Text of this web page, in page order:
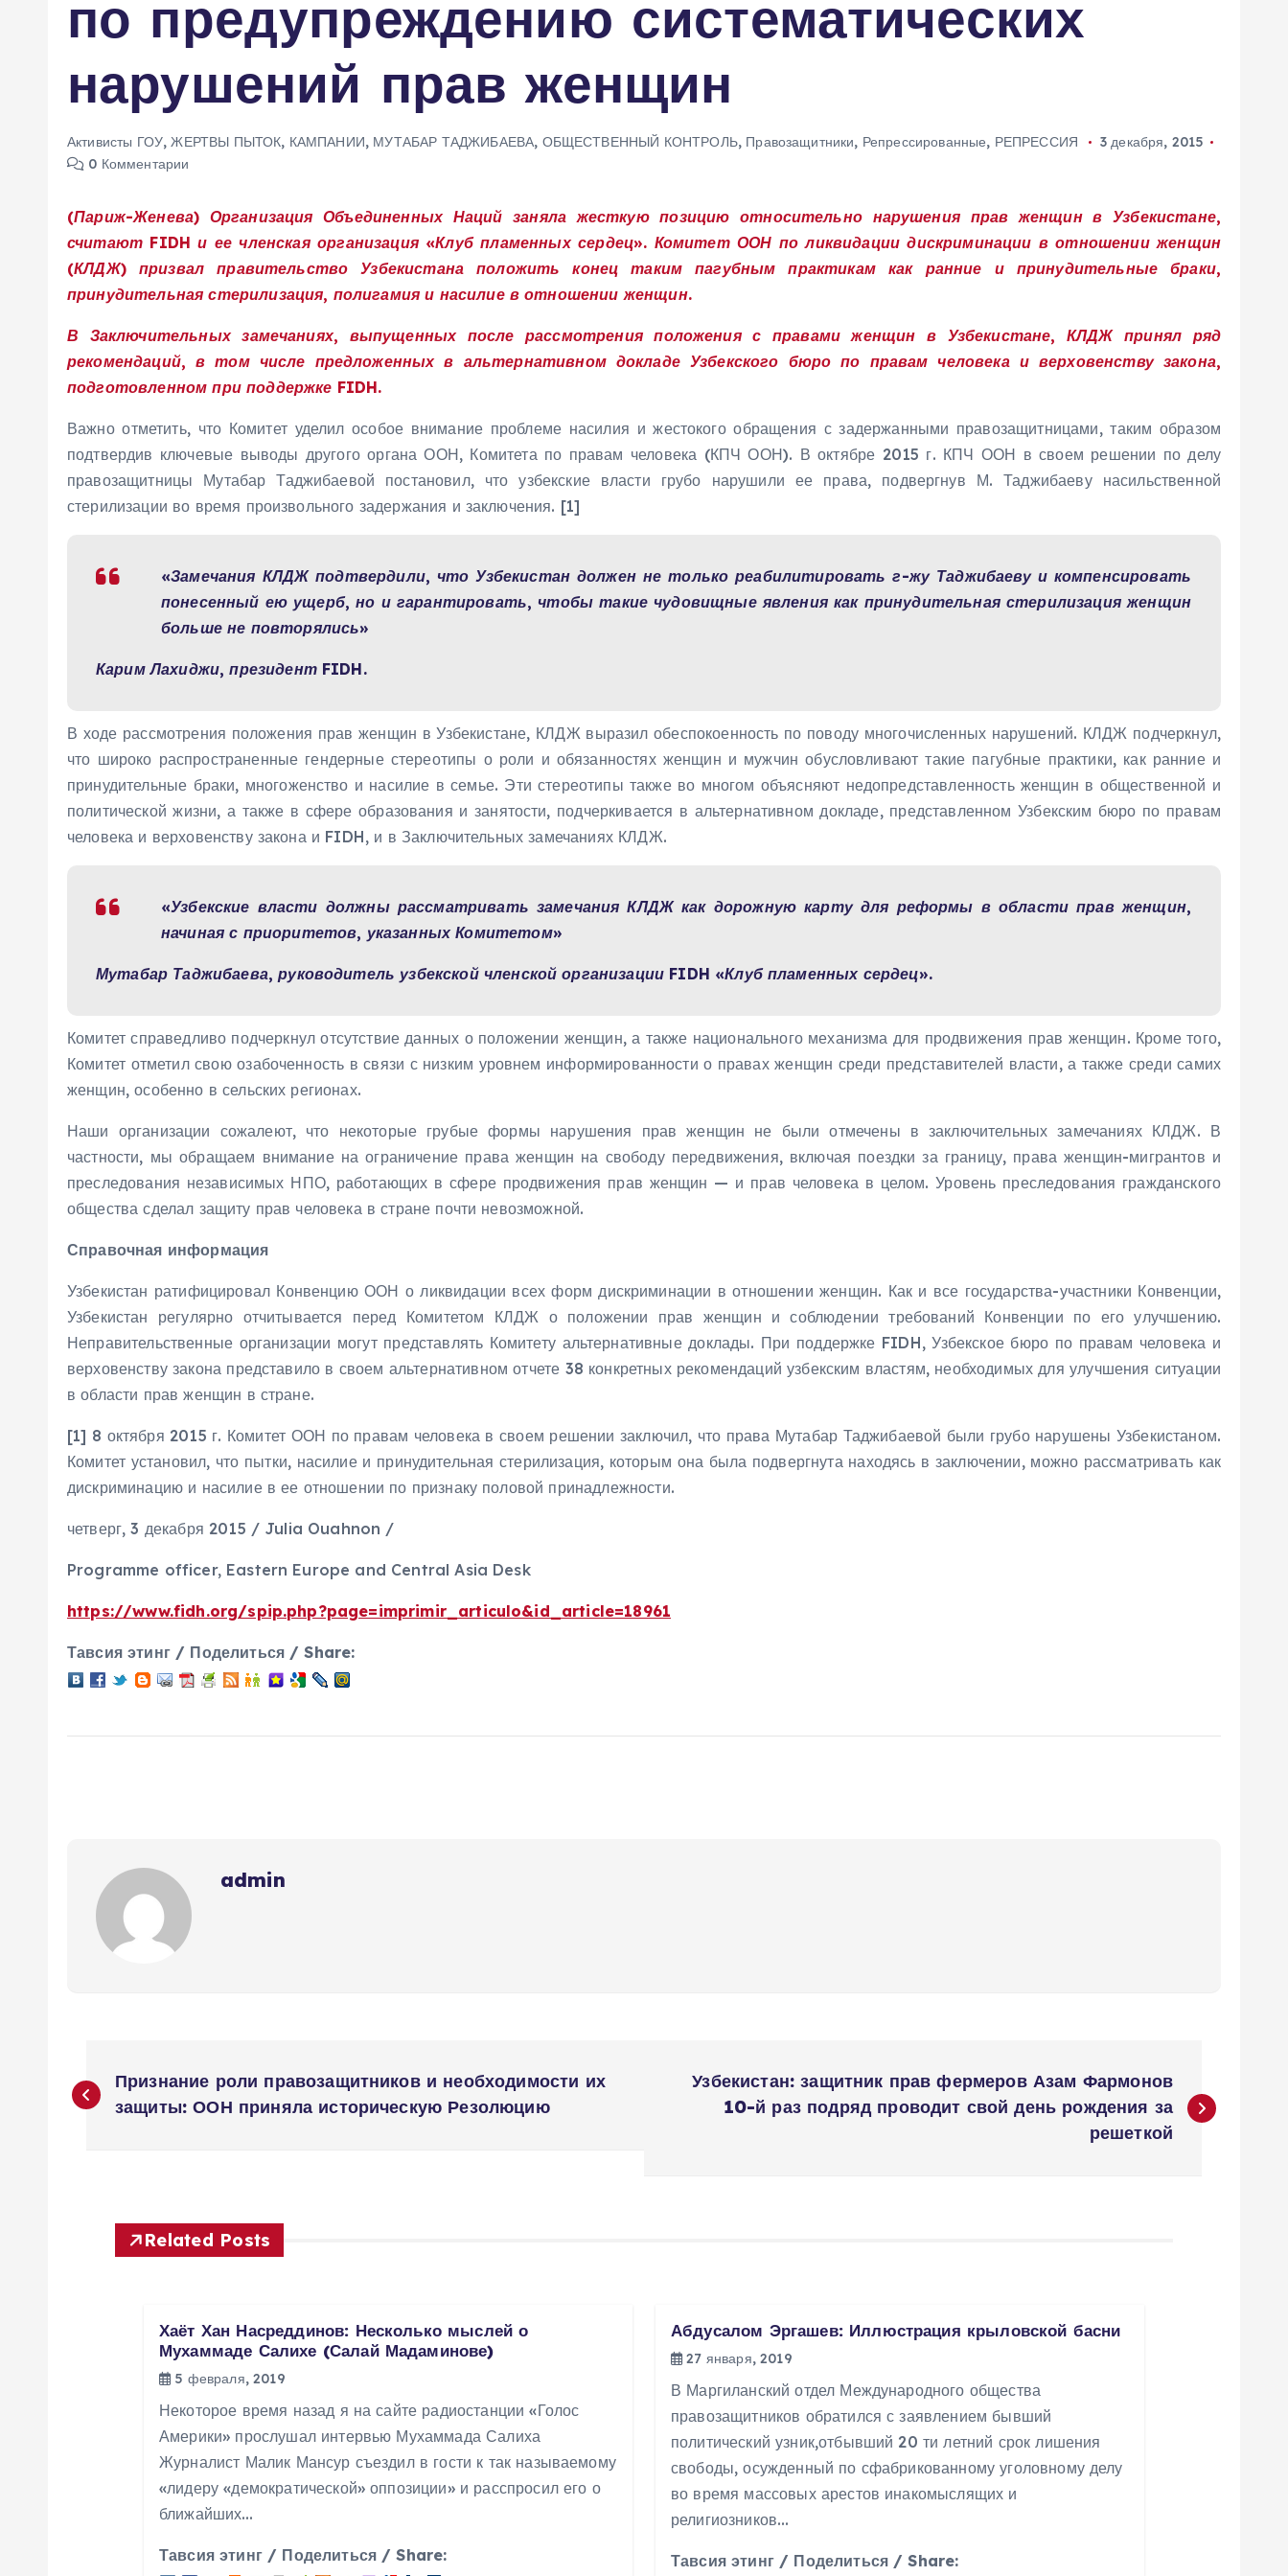
по предупреждению систематических
нарушений прав женщин
Активисты ГОУ,ЖЕРТВЫ ПЫТОК, КАМПАНИИ, МУТАБАР ТАДЖИБАЕВА, ОБЩЕСТВЕННЫЙ КОНТРОЛЬ, Правозащитники, Репрессированные, РЕПРЕССИЯ
3 декабря, 2015
0 Комментарии
(Париж-Женева) Организация Объединенных Наций заняла жесткую позицию относительно нарушения прав женщин в Узбекистане,
считают FIDH и ее членская организация «Клуб пламенных сердец». Комитет ООН по ликвидации дискриминации в отношении женщин
(КЛДЖ) призвал правительство Узбекистана положить конец таким пагубным практикам как ранние и принудительные браки,
принудительная стерилизация, полигамия и насилие в отношении женщин.
В Заключительных замечаниях, выпущенных после рассмотрения положения с правами женщин в Узбекистане, КЛДЖ принял ряд
рекомендаций, в том числе предложенных в альтернативном докладе Узбекского бюро по правам человека и верховенству закона,
подготовленном при поддержке FIDH.
Важно отметить, что Комитет уделил особое внимание проблеме насилия и жестокого обращения с задержанными правозащитницами, таким образом
подтвердив ключевые выводы другого органа ООН, Комитета по правам человека (КПЧ ООН). В октябре 2015 г. КПЧ ООН в своем решении по делу
правозащитницы Мутабар Таджибаевой постановил, что узбекские власти грубо нарушили ее права, подвергнув М. Таджибаеву насильственной
стерилизации во время произвольного задержания и заключения. [1]
«Замечания КЛДЖ подтвердили, что Узбекистан должен не только реабилитировать г-жу Таджибаеву и компенсировать
понесенный ею ущерб, но и гарантировать, чтобы такие чудовищные явления как принудительная стерилизация женщин
больше не повторялись»
Карим Лахиджи, президент FIDH.
В ходе рассмотрения положения прав женщин в Узбекистане, КЛДЖ выразил обеспокоенность по поводу многочисленных нарушений. КЛДЖ подчеркнул,
что широко распространенные гендерные стереотипы о роли и обязанностях женщин и мужчин обусловливают такие пагубные практики, как ранние и
принудительные браки, многоженство и насилие в семье. Эти стереотипы также во многом объясняют недопредставленность женщин в общественной и
политической жизни, а также в сфере образования и занятости, подчеркивается в альтернативном докладе, представленном Узбекским бюро по правам
человека и верховенству закона и FIDH, и в Заключительных замечаниях КЛДЖ.
«Узбекские власти должны рассматривать замечания КЛДЖ как дорожную карту для реформы в области прав женщин,
начиная с приоритетов, указанных Комитетом»
Мутабар Таджибаева, руководитель узбекской членской организации FIDH «Клуб пламенных сердец».
Комитет справедливо подчеркнул отсутствие данных о положении женщин, а также национального механизма для продвижения прав женщин. Кроме того,
Комитет отметил свою озабоченность в связи с низким уровнем информированности о правах женщин среди представителей власти, а также среди самих
женщин, особенно в сельских регионах.
Наши организации сожалеют, что некоторые грубые формы нарушения прав женщин не были отмечены в заключительных замечаниях КЛДЖ. В
частности, мы обращаем внимание на ограничение права женщин на свободу передвижения, включая поездки за границу, права женщин-мигрантов и
преследования независимых НПО, работающих в сфере продвижения прав женщин — и прав человека в целом. Уровень преследования гражданского
общества сделал защиту прав человека в стране почти невозможной.
Справочная информация
Узбекистан ратифицировал Конвенцию ООН о ликвидации всех форм дискриминации в отношении женщин. Как и все государства-участники Конвенции,
Узбекистан регулярно отчитывается перед Комитетом КЛДЖ о положении прав женщин и соблюдении требований Конвенции по его улучшению.
Неправительственные организации могут представлять Комитету альтернативные доклады. При поддержке FIDH, Узбекское бюро по правам человека и
верховенству закона представило в своем альтернативном отчете 38 конкретных рекомендаций узбекским властям, необходимых для улучшения ситуации
в области прав женщин в стране.
[1] 8 октября 2015 г. Комитет ООН по правам человека в своем решении заключил, что права Мутабар Таджибаевой были грубо нарушены Узбекистаном.
Комитет установил, что пытки, насилие и принудительная стерилизация, которым она была подвергнута находясь в заключении, можно рассматривать как
дискриминацию и насилие в ее отношении по признаку половой принадлежности.
четверг, 3 декабря 2015 / Julia Ouahnon /
Programme officer, Eastern Europe and Central Asia Desk
https://www.fidh.org/spip.php?page=imprimir_articulo&id_article=18961
Тавсия этинг / Поделиться / Share:
admin
Н
а
Признание роли правозащитников и необходимости их
защиты: ООН приняла историческую Резолюцию
Узбекистан: защитник прав фермеров Азам Фармонов
10-й раз подряд проводит свой день рождения за
решеткой
Related Posts
Хаёт Хан Насреддинов: Несколько мыслей о
Мухаммаде Салихе (Салай Мадаминове)
5 февраля, 2019
Некоторое время назад я на сайте радиостанции «Голос
Америки» прослушал интервью Мухаммада Салиха
Журналист Малик Мансур съездил в гости к так называемому
«лидеру «демократической» оппозиции» и расспросил его о
ближайших…
Тавсия этинг / Поделиться / Share:
Абдусалом Эргашев: Иллюстрация крыловской басни
27 января, 2019
В Маргиланский отдел Международного общества
правозащитников обратился с заявлением бывший
политический узник,отбывший 20 ти летний срок лишения
свободы, осужденный по сфабрикованному уголовному делу
во время массовых арестов инакомыслящих и
религиозников…
Тавсия этинг / Поделиться / Share: